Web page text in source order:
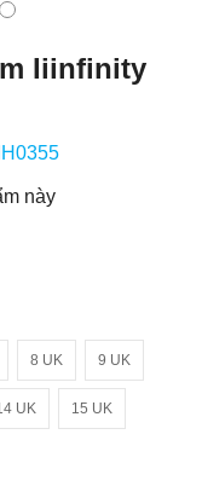
Iiinfinity
này
8 UK 9 UK
UK 15 UK